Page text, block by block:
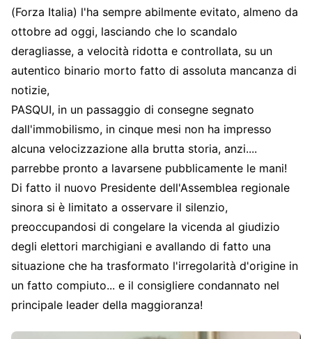
(Forza Italia) l'ha sempre abilmente evitato, almeno da
ottobre ad oggi, lasciando che lo scandalo
deragliasse, a velocità ridotta e controllata, su un
autentico binario morto fatto di assoluta mancanza di
notizie,
PASQUI, in un passaggio di consegne segnato
dall'immobilismo, in cinque mesi non ha impresso
alcuna velocizzazione alla brutta storia, anzi....
parrebbe pronto a lavarsene pubblicamente le mani!
Di fatto il nuovo Presidente dell'Assemblea regionale
sinora si è limitato a osservare il silenzio,
preoccupandosi di congelare la vicenda al giudizio
degli elettori marchigiani e avallando di fatto una
situazione che ha trasformato l'irregolarità d'origine in
un fatto compiuto... e il consigliere condannato nel
principale leader della maggioranza!